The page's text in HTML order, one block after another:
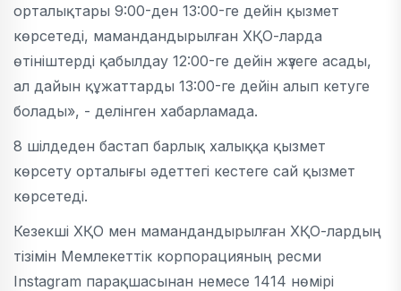
орталықтары 9:00-ден 13:00-ге дейін қызмет
көрсетеді, мамандандырылған ХҚО-ларда
өтініштерді қабылдау 12:00-ге дейін жүзеге асады,
ал дайын құжаттарды 13:00-ге дейін алып кетуге
болады», - делінген хабарламада.
8 шілдеден бастап барлық халыққа қызмет
көрсету орталығы әдеттегі кестеге сай қызмет
көрсетеді.
Кезекші ХҚО мен мамандандырылған ХҚО-лардың
тізімін Мемлекеттік корпорацияның ресми
Instagram парақшасынан немесе 1414 нөмірі